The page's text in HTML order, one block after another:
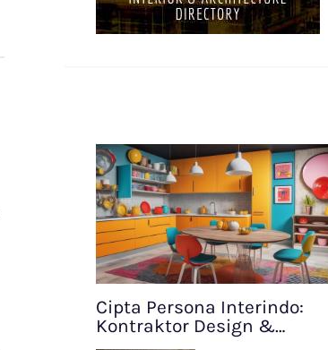
Cipta Persona Interindo:
Kontraktor Design &…